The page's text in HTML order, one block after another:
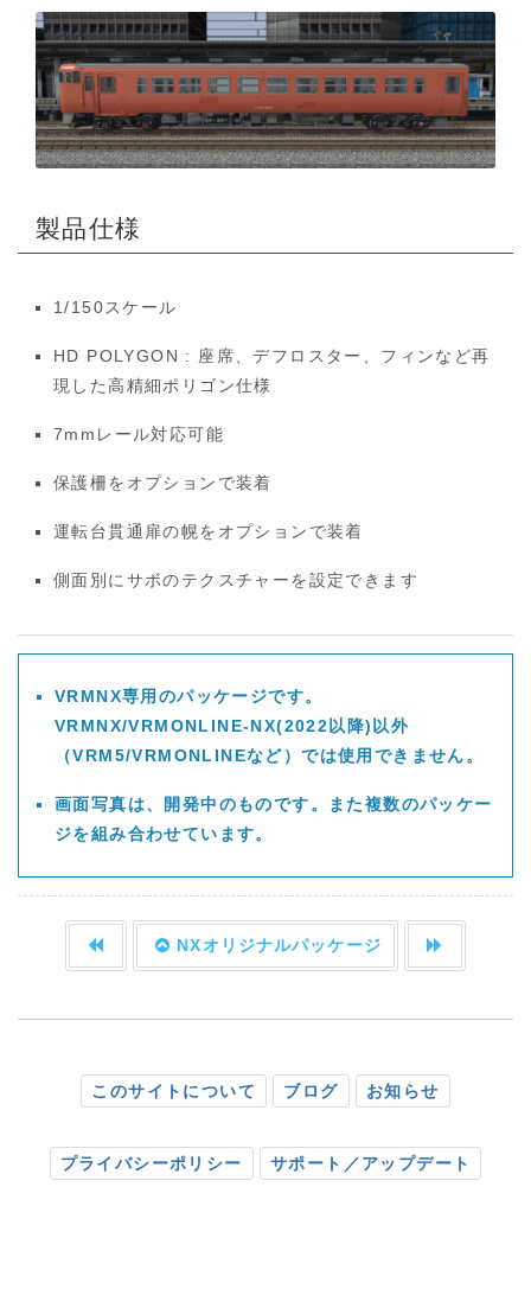
製品仕様
1/150スケール
HD POLYGON : 座席、デフロスター、フィンなど再
現した高精細ポリゴン仕様
7mmレール対応可能
保護柵をオプションで装着
運転台貫通扉の幌をオプションで装着
側面別にサボのテクスチャーを設定できます
VRMNX専用のパッケージです。
VRMNX/VRMONLINE-NX(2022以降)以外
（VRM5/VRMONLINEなど）では使用できません。
画面写真は、開発中のものです。また複数のパッケー
ジを組み合わせています。
NXオリジナルパッケージ
このサイトについて ブログ お知らせ
プライバシーポリシー サポート／アップデート